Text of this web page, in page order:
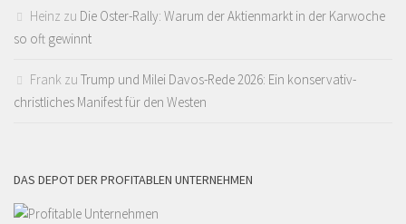
Heinz zu Die Oster-Rally: Warum der Aktienmarkt in der Karwoche
so oft gewinnt
Frank zu Trump und Milei Davos-Rede 2026: Ein konservativ-
christliches Manifest für den Westen
DAS DEPOT DER PROFITABLEN UNTERNEHMEN